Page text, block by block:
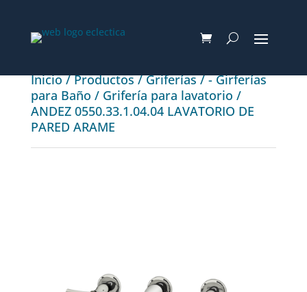
Inicio/Productos/Griferías/- Girferías
para Baño / Grifería para lavatorio /
ANDEZ 0550.33.1.04.04 LAVATORIO DE
PARED ARAME